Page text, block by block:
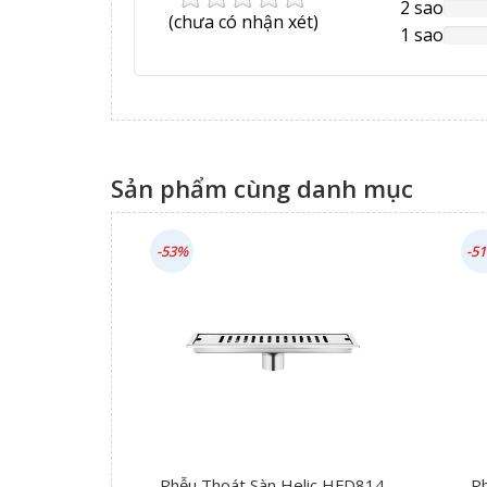
(chưa có nhận xét)
2 saoNAN%
1 saoNAN%
Sản phẩm cùng danh mục
-53% -